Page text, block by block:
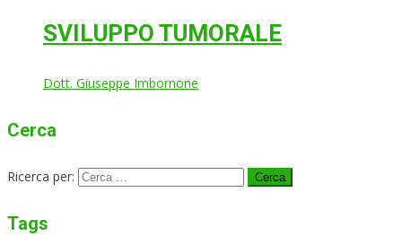
SVILUPPO TUMORALE
Dott. Giuseppe Imbornone
Cerca
Ricerca per:
Tags